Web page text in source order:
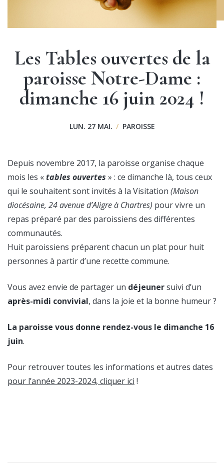
Les Tables ouvertes de la
paroisse Notre-Dame :
dimanche 16 juin 2024 !
LUN. 27 MAI. / PAROISSE
Depuis novembre 2017, la paroisse organise chaque
mois les «tables ouvertes » : ce dimanche là, tous ceux
qui le souhaitent sont invités à la Visitation (Maison
diocésaine, 24 avenue d’Aligre à Chartres) pour vivre un
repas préparé par des paroissiens des différentes
communautés.
Huit paroissiens préparent chacun un plat pour huit
personnes à partir d’une recette commune.
Vous avez envie de partager un déjeunersuivi d’un
après-midi convivial, dans la joie et la bonne humeur ?
La paroisse vous donne rendez-vous le dimanche 16
juin.
Pour retrouver toutes les informations et autres dates
pour l’année 2023-2024, cliquer ici !